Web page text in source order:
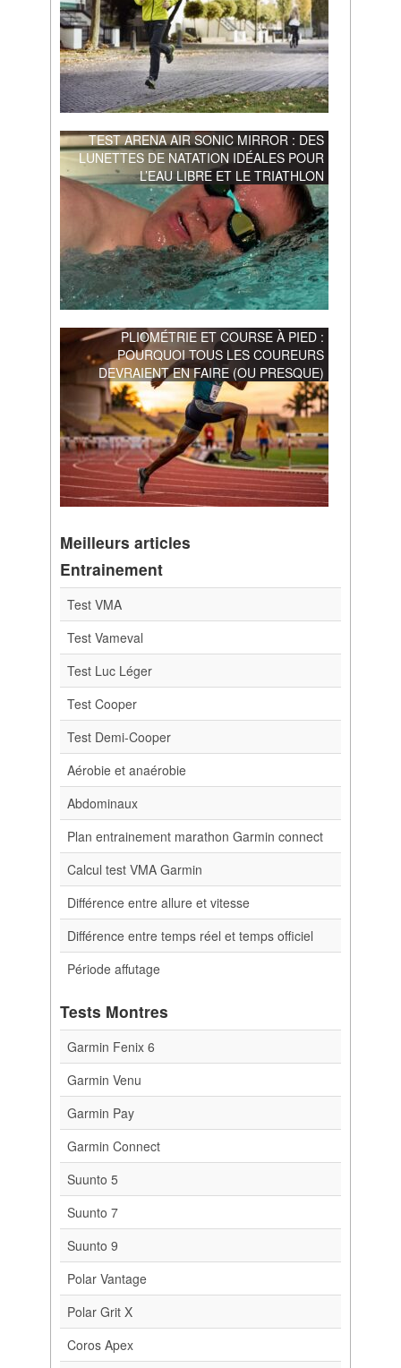
TEST ARENA AIR SONIC MIRROR : DES
LUNETTES DE NATATION IDÉALES POUR
L’EAU LIBRE ET LE TRIATHLON
PLIOMÉTRIE ET COURSE À PIED :
POURQUOI TOUS LES COUREURS
DEVRAIENT EN FAIRE (OU PRESQUE)
Meilleurs articles
Entrainement
Test VMA
Test Vameval
Test Luc Léger
Test Cooper
Test Demi-Cooper
Aérobie et anaérobie
Abdominaux
Plan entrainement marathon Garmin connect
Calcul test VMA Garmin
Différence entre allure et vitesse
Différence entre temps réel et temps officiel
Période affutage
Tests Montres
Garmin Fenix 6
Garmin Venu
Garmin Pay
Garmin Connect
Suunto 5
Suunto 7
Suunto 9
Polar Vantage
Polar Grit X
Coros Apex